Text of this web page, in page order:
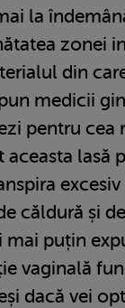
la
zonei
din
medicii
pentru cea
lasă
căldură și
mai puțin
vaginală
dacă vei